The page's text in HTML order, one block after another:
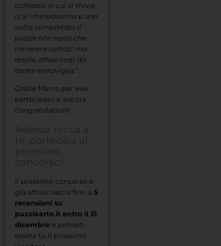
contesto in cui si trova,
ci si immedesima e una
volta completato il
puzzle non resta che
rimanere turbati ma
anche affascinati da
tanta meraviglia.”.
Grazie Marco per aver
partecipato e ancora
congratulazioni!
Adesso tocca a
te: partecipa al
prossimo
concorso!
Il prossimo concorso è
già attivo: lascia fino a 5
recensioni su
puzzlearte.it entro il 31
dicembre e potresti
essere tu il prossimo